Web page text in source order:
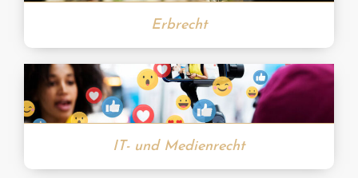
Erbrecht
IT- und Medienrecht